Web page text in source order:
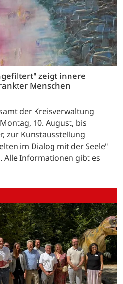
zeigt innere
Menschen
der Kreisverwaltung
10. August, bis
zur Kunstausstellung
im Dialog mit der Seele"
Alle Informationen gibt es